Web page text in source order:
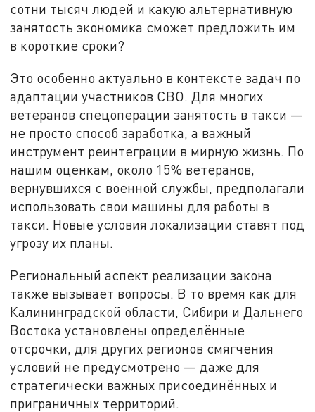
сотни тысяч людей и какую альтернативную
занятость экономика сможет предложить им
в короткие сроки?
Это особенно актуально в контексте задач по
адаптации участников СВО. Для многих
ветеранов спецоперации занятость в такси —
не просто способ заработка, а важный
инструмент реинтеграции в мирную жизнь. По
нашим оценкам, около 15% ветеранов,
вернувшихся с военной службы, предполагали
использовать свои машины для работы в
такси. Новые условия локализации ставят под
угрозу их планы.
Региональный аспект реализации закона
также вызывает вопросы. В то время как для
Калининградской области, Сибири и Дальнего
Востока установлены определённые
отсрочки, для других регионов смягчения
условий не предусмотрено — даже для
стратегически важных присоединённых и
приграничных территорий.